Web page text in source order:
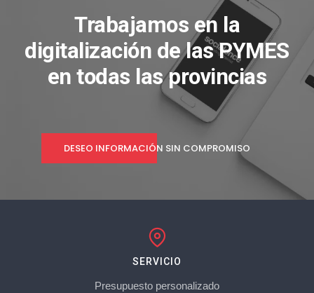
Trabajamos en la
digitalización de las PYMES
en todas las provincias
DESEO INFORMACIÓN SIN COMPROMISO
SERVICIO
Presupuesto personalizado